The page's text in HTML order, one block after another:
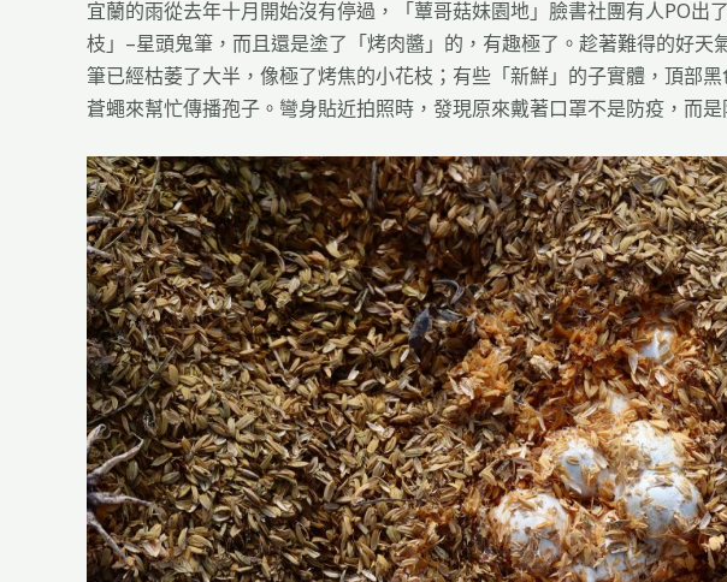
宜蘭的雨從去年十月開始沒有停過，「蕈哥菇妹園地」臉書社團有人PO出
枝」–星頭鬼筆，而且還是塗了「烤肉醬」的，有趣極了。趁著難得的好天
筆已經枯萎了大半，像極了烤焦的小花枝；有些「新鮮」的子實體，頂部
蒼蠅來幫忙傳播孢子。彎身貼近拍照時，發現原來戴著口罩不是防疫，而是